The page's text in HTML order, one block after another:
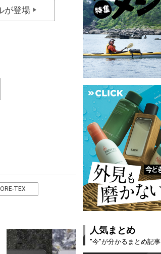
が登場 ▶
TEX
人気まとめ
"今"が分かるまとめ記事